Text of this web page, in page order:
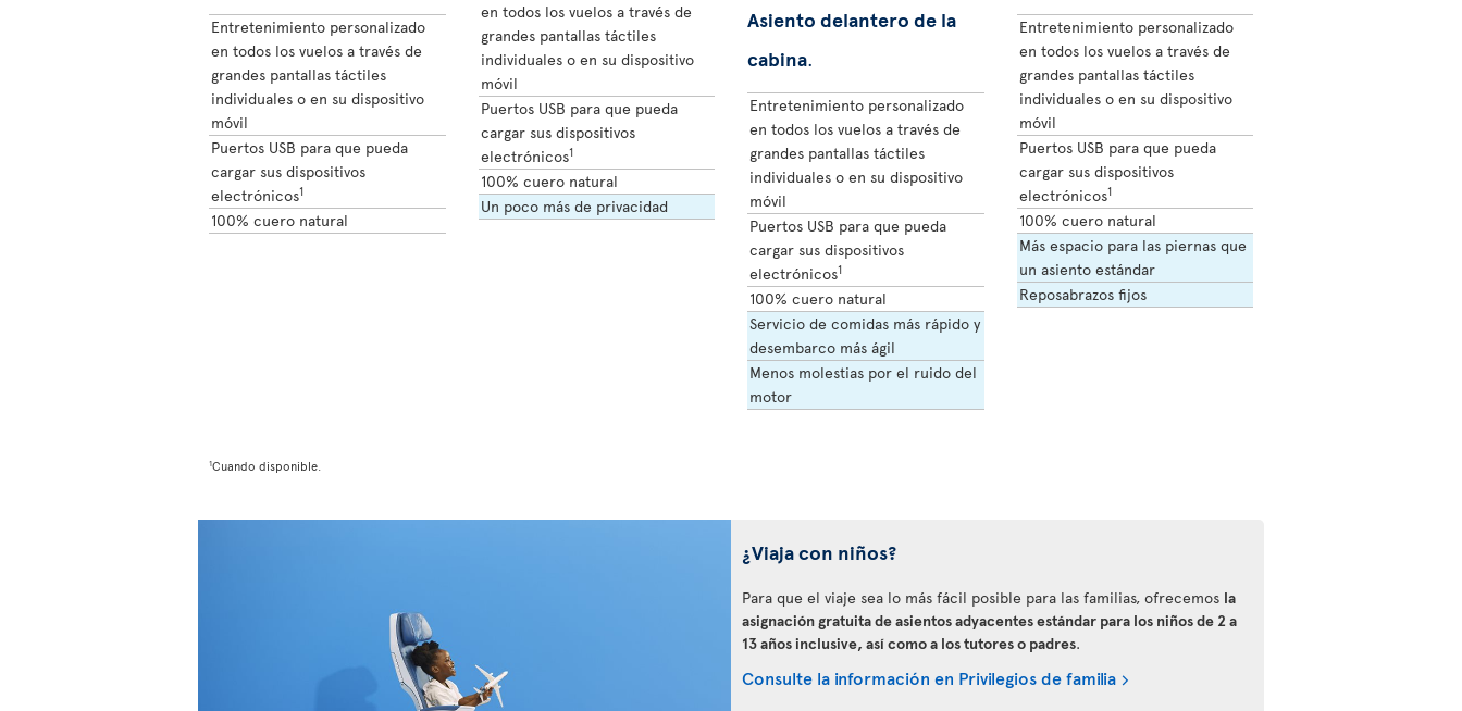
Entretenimiento personalizado
en todos los vuelos a través de
grandes pantallas táctiles
individuales o en su dispositivo
móvil
Puertos USB para que pueda
cargar sus dispositivos
electrónicos1
100% cuero natural
en todos los vuelos a través de
grandes pantallas táctiles
individuales o en su dispositivo
móvil
Puertos USB para que pueda
cargar sus dispositivos
electrónicos1
100% cuero natural
Un poco más de privacidad
Asiento delantero de la
cabina.
Entretenimiento personalizado
en todos los vuelos a través de
grandes pantallas táctiles
individuales o en su dispositivo
móvil
Puertos USB para que pueda
cargar sus dispositivos
electrónicos1
100% cuero natural
Servicio de comidas más rápido y
desembarco más ágil
Menos molestias por el ruido del
motor
Entretenimiento personalizado
en todos los vuelos a través de
grandes pantallas táctiles
individuales o en su dispositivo
móvil
Puertos USB para que pueda
cargar sus dispositivos
electrónicos1
100% cuero natural
Más espacio para las piernas que
un asiento estándar
Reposabrazos fijos
1Cuando disponible.
¿Viaja con niños?
Para que el viaje sea lo más fácil posible para las familias, ofrecemos la
asignación gratuita de asientos adyacentes estándar para los niños de 2 a
13 años inclusive, así como a los tutores o padres.
Consulte la información en Privilegios de familia